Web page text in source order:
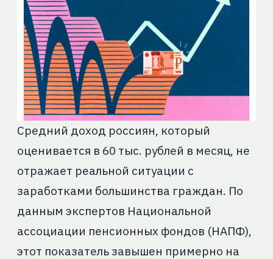
Средний доход россиян, который
оценивается в 60 тыс. рублей в месяц, не
отражает реальной ситуации с
заработками большинства граждан. По
данным экспертов Национальной
ассоциации пенсионных фондов (НАПФ),
этот показатель завышен примерно на